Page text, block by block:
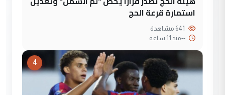
استمارة قرعة الحج
--منذ 11 ساعة
4